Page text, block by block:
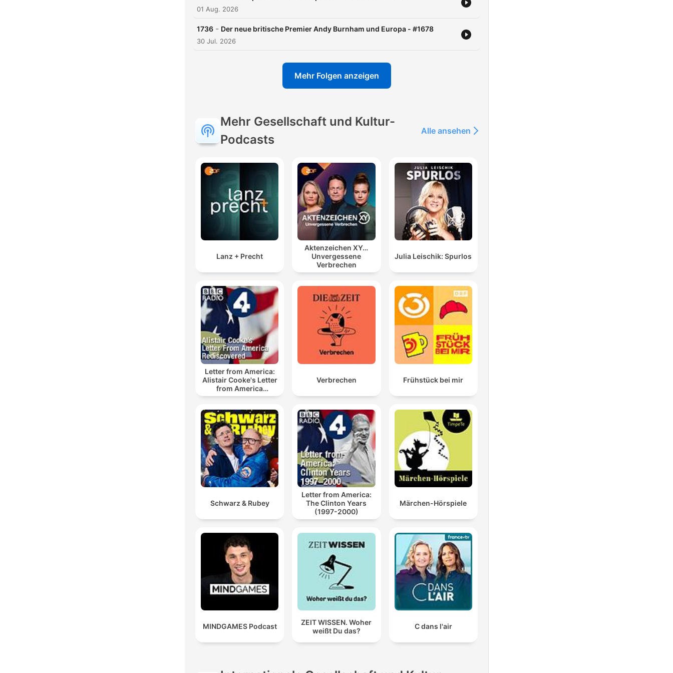
01 Aug. 2026
1736 - Der neue britische Premier Andy Burnham und Europa - #1678
30 Jul. 2026
Mehr Folgen anzeigen
Mehr Gesellschaft und Kultur-
Podcasts
Alle ansehen
Lanz + Precht
Aktenzeichen XY…
Unvergessene
Verbrechen
Julia Leischik: Spurlos
Letter from America:
Alistair Cooke's Letter
from America
Rediscovered
Verbrechen Frühstück bei mir
Schwarz & Rubey
Letter from America:
The Clinton Years
(1997-2000)
Märchen-Hörspiele
MINDGAMES Podcast
ZEIT WISSEN. Woher
weißt Du das?
C dans l'air